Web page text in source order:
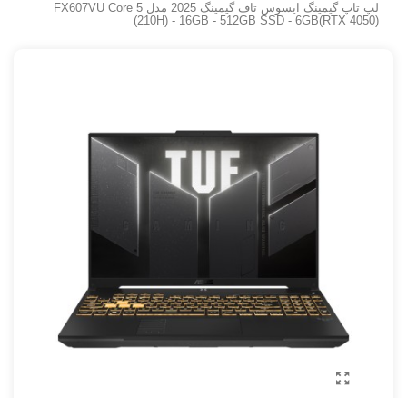
لپ تاپ گیمینگ ایسوس تاف گیمینگ 2025 مدل FX607VU Core 5
(210H) - 16GB - 512GB SSD - 6GB(RTX 4050)